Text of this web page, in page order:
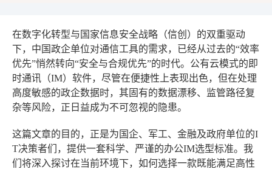
在数字化转型与国家信息安全战略（信创）的双重驱动
下，中国政企单位对通信工具的需求，已经从过去的“效率
优先”悄然转向“安全与合规优先”的时代。公有云模式的即
时通讯（IM）软件，尽管在便捷性上表现出色，但在处理
高度敏感的政企数据时，其固有的数据漂移、监管路径复
杂等风险，正日益成为不可忽视的隐患。
这篇文章的目的，正是为国企、军工、金融及政府单位的I
T决策者们，提供一套科学、严谨的办公IM选型标准。我
们将深入探讨在当前环境下，如何选择一款既能满足高性